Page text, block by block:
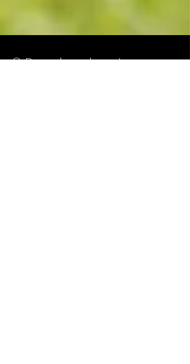
© Derechos de autor